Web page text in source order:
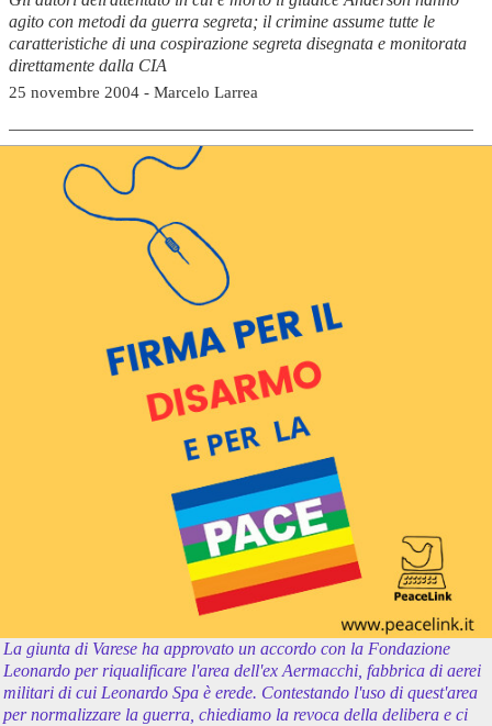
agito con metodi da guerra segreta; il crimine assume tutte le
caratteristiche di una cospirazione segreta disegnata e monitorata
direttamente dalla CIA
25 novembre 2004 - Marcelo Larrea
La giunta di Varese ha approvato un accordo con la Fondazione
Leonardo per riqualificare l'area dell'ex Aermacchi, fabbrica di aerei
militari di cui Leonardo Spa è erede. Contestando l'uso di quest'area
per normalizzare la guerra, chiediamo la revoca della delibera e ci